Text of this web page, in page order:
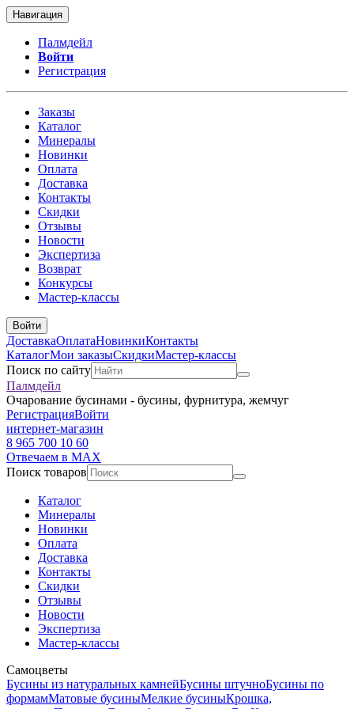
Навигация
Палмдейл
Войти
Регистрация
Заказы
Каталог
Минералы
Новинки
Оплата
Доставка
Контакты
Скидки
Отзывы
Новости
Экспертиза
Возврат
Конкурсы
Мастер-классы
Войти
ДоставкаОплатаНовинкиКонтакты
КаталогМои заказыСкидкиМастер-классы
Поиск по сайту
Палмдейл
Очарование бусинами - бусины, фурнитура, жемчуг
РегистрацияВойти
интернет-магазин
8 965 700 10 60
Отвечаем в MAX
Поиск товаров
Каталог
Минералы
Новинки
Оплата
Доставка
Контакты
Скидки
Отзывы
Новости
Экспертиза
Мастер-классы
Самоцветы
Бусины из натуральных камнейБусины штучноБусины по
формамМатовые бусиныМелкие бусиныКрошка,